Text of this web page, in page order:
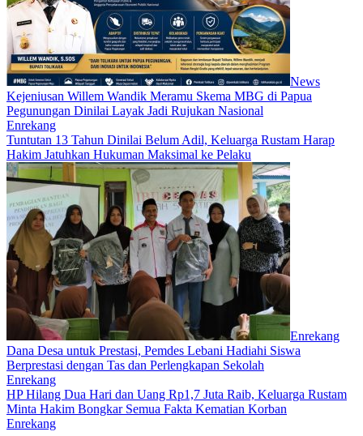
News
Kejeniusan Willem Wandik Meramu Skema MBG di Papua
Pegunungan Dinilai Layak Jadi Rujukan Nasional
Enrekang
Tuntutan 13 Tahun Dinilai Belum Adil, Keluarga Rustam Harap
Hakim Jatuhkan Hukuman Maksimal ke Pelaku
Enrekang
Dana Desa untuk Prestasi, Pemdes Lebani Hadiahi Siswa
Berprestasi dengan Tas dan Perlengkapan Sekolah
Enrekang
HP Hilang Dua Hari dan Uang Rp1,7 Juta Raib, Keluarga Rustam
Minta Hakim Bongkar Semua Fakta Kematian Korban
Enrekang